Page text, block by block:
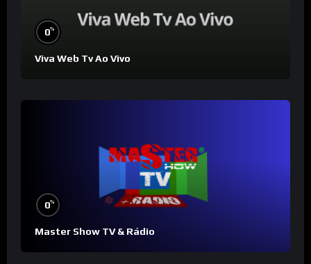
0%
Viva Web Tv Ao Vivo
0%
Master Show TV & Rádio